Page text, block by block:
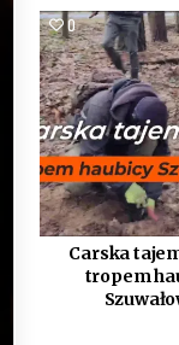
0
Carska
tropem